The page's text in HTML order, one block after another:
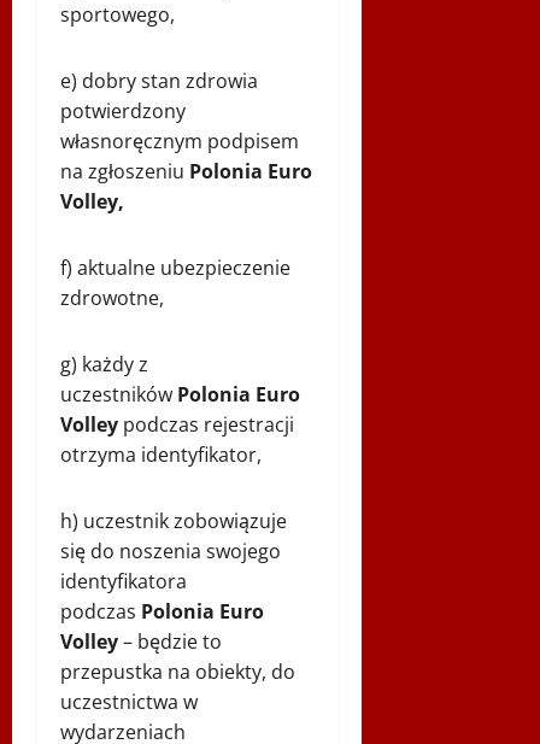
sportowego,
e) dobry stan zdrowia
potwierdzony
własnoręcznym podpisem
na zgłoszeniu Polonia Euro
Volley,
f) aktualne ubezpieczenie
zdrowotne,
g) każdy z
uczestników Polonia Euro
Volley podczas rejestracji
otrzyma identyfikator,
h) uczestnik zobowiązuje
się do noszenia swojego
identyfikatora
podczas Polonia Euro
Volley– będzie to
przepustka na obiekty, do
uczestnictwa w
wydarzeniach